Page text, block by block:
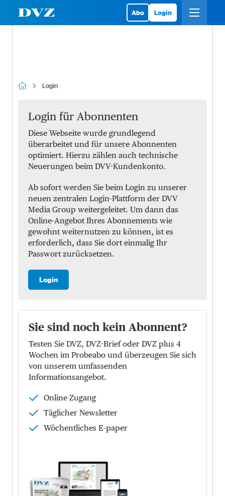
Abo Login
Login
Login für Abonnenten
Diese Webseite wurde grundlegend
überarbeitet und für unsere Abonnenten
optimiert. Hierzu zählen auch technische
Neuerungen beim DVV-Kundenkonto.
Ab sofort werden Sie beim Login zu unserer
neuen zentralen Login-Plattform der DVV
Media Group weitergeleitet. Um dann das
Online-Angebot Ihres Abonnements wie
gewohnt weiternutzen zu können, ist es
erforderlich, dass Sie dort einmalig Ihr
Passwort zurücksetzen.
Login
Sie sind noch kein Abonnent?
Testen Sie DVZ, DVZ-Brief oder DVZ plus 4
Wochen im Probeabo und überzeugen Sie sich
von unserem umfassenden
Informationsangebot.
Online Zugang
Täglicher Newsletter
Wöchentliches E-paper